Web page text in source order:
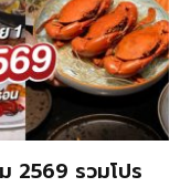
2569 รวมโปร